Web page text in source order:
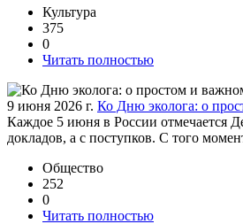
Культура
375
0
Читать полностью
9 июня 2026 г. Ко Дню эколога: о
Каждое 5 июня в России отмечается
докладов, а с поступков. С того
Общество
252
0
Читать полностью